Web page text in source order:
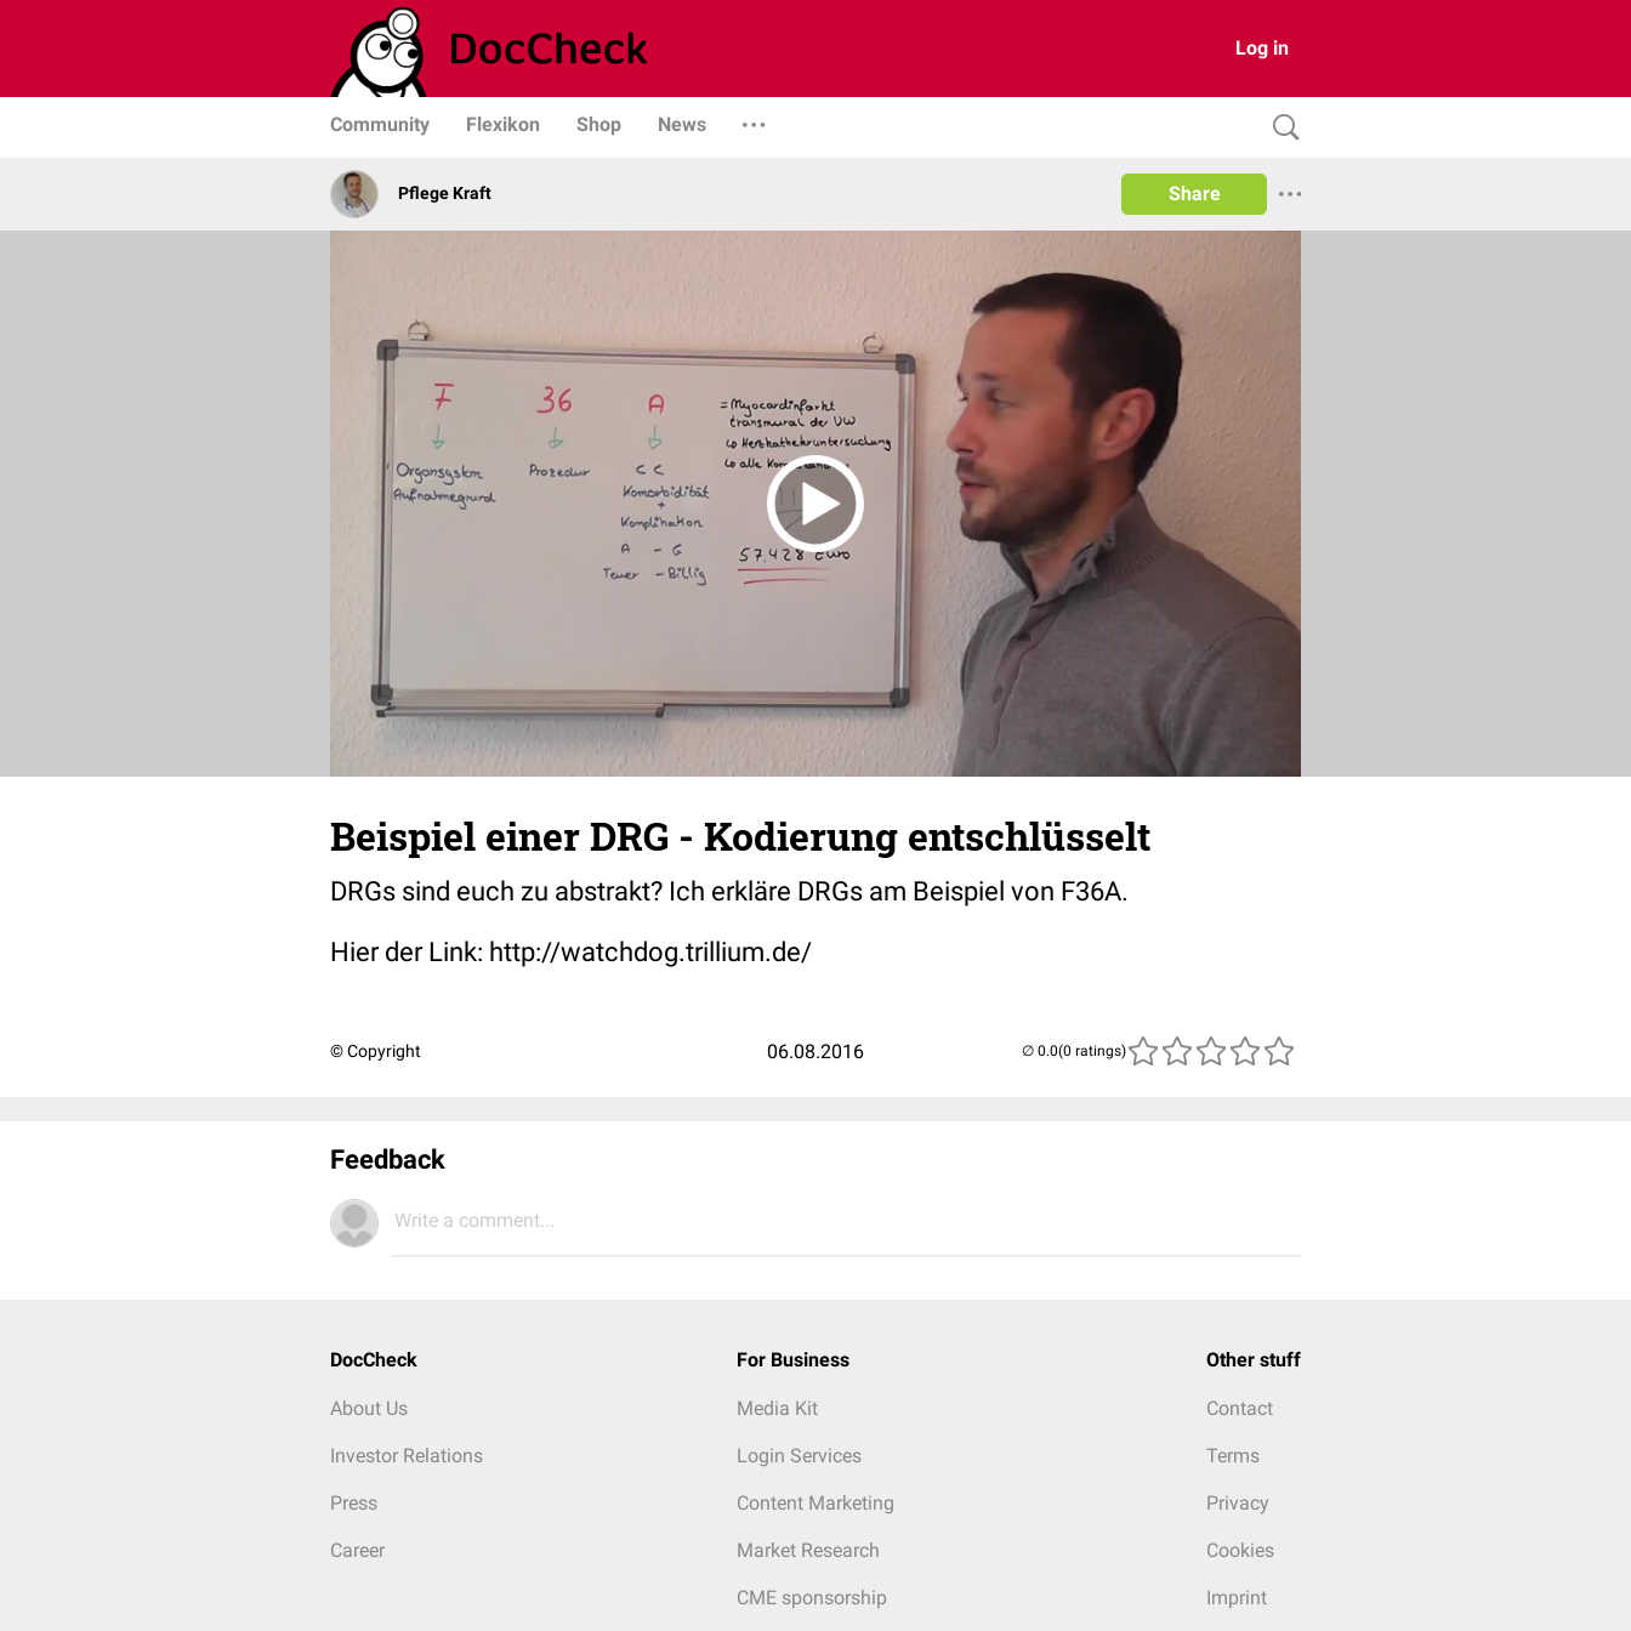
Log in
Community Flexikon Shop News
Pflege Kraft Share
Beispiel einer DRG - Kodierung entschlüsselt
DRGs sind euch zu abstrakt? Ich erkläre DRGs am Beispiel von F36A.
Hier der Link: http://watchdog.trillium.de/
© Copyright 06.08.2016 (0 ratings)
Feedback
Write a comment...
DocCheck
About Us
Investor Relations
Press
Career
For Business
Media Kit
Login Services
Content Marketing
Market Research
CME sponsorship
Other stuff
Contact
Terms
Privacy
Cookies
Imprint